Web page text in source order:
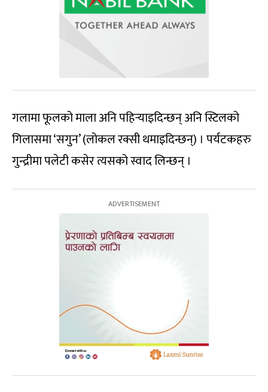
गलामा फूलको माला अनि पहिर्‍याइदिन्छन् अनि स्टिलको
गिलासमा ‘सगुन’ (लोकल रक्सी थमाइदिन्छन्) । पर्यटकहरु
गुन्द्रीमा पलेटी कसेर त्यसको स्वाद लिन्छन् ।